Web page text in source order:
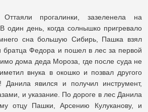
прогалинки, зазеленела на
В один день, когда солнышко пригревало
сна большую Сибирь, Пашка взял
братца Федора и пошел в лес за первой
дома деда Мороза, где после суда не
внука в окошко и позвал другого
явился и получил инструмент,
и указание. По дороге в лес Данила
отцу Пашки, Арсению Кулуканову, и